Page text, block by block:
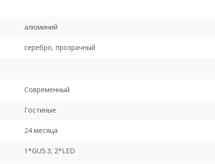
алюминий
серебро, прозрачный
Современный
Гостиные
24 месяца
1*GU5.3; 2*LED